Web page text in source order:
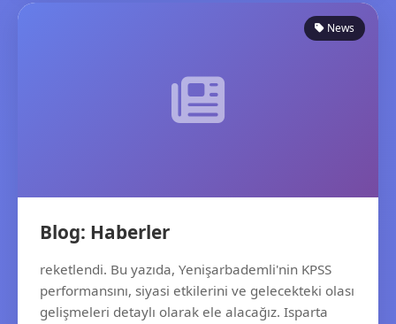
News
Blog: Haberler
reketlendi. Bu yazıda, Yenişarbademli'nin KPSS
performansını, siyasi etkilerini ve gelecekteki olası
gelişmeleri detaylı olarak ele alacağız. Isparta